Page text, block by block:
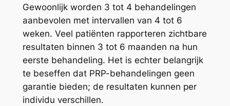
Gewoonlijk worden 3 tot 4 behandelingen
aanbevolen met intervallen van 4 tot 6
weken. Veel patiënten rapporteren zichtbare
resultaten binnen 3 tot 6 maanden na hun
eerste behandeling. Het is echter belangrijk
te beseffen dat PRP-behandelingen geen
garantie bieden; de resultaten kunnen per
individu verschillen.